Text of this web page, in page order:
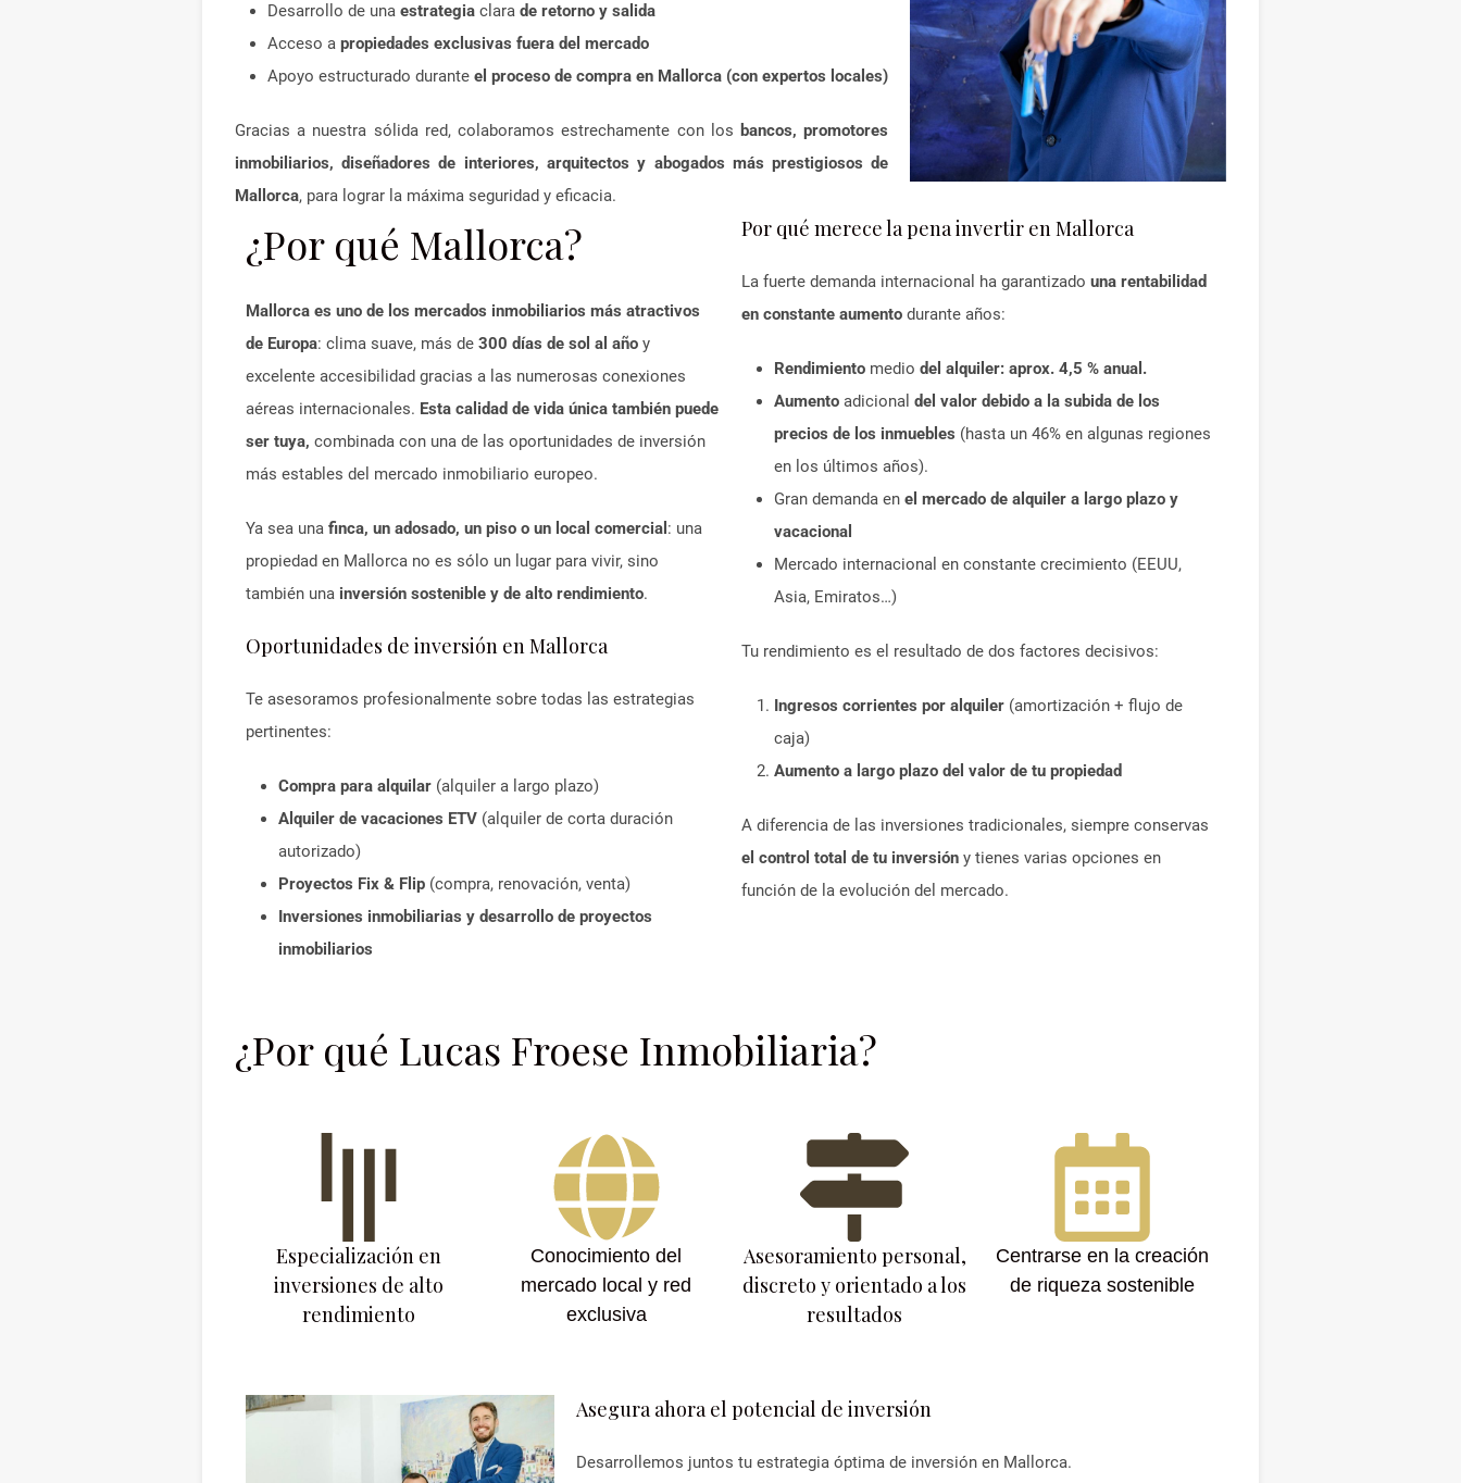
Desarrollo de una estrategiaclara de retorno y salida
Acceso a propiedades exclusivas fuera del mercado
Apoyo estructurado durante el proceso de compra en Mallorca (con expertos locales)
Gracias a nuestra sólida red, colaboramos estrechamente con los bancos, promotores
inmobiliarios, diseñadores de interiores, arquitectos y abogados más prestigiosos de
Mallorca, para lograr la máxima seguridad y eficacia.
¿Por qué Mallorca?
Mallorca es uno de los mercados inmobiliarios más atractivos
de Europa: clima suave, más de 300 días de sol al añoy
excelente accesibilidad gracias a las numerosas conexiones
aéreas internacionales. Esta calidad de vida única también puede
ser tuya, combinada con una de las oportunidades de inversión
más estables del mercado inmobiliario europeo.
Ya sea una finca, un adosado, un piso o un local comercial : una
propiedad en Mallorca no es sólo un lugar para vivir, sino
también una inversión sostenible y de alto rendimiento.
Oportunidades de inversión en Mallorca
Te asesoramos profesionalmente sobre todas las estrategias
pertinentes:
Compra para alquilar(alquiler a largo plazo)
Alquiler de vacaciones ETV(alquiler de corta duración
autorizado)
Proyectos Fix & Flip(compra, renovación, venta)
Inversiones inmobiliarias y desarrollo de proyectos
inmobiliarios
Por qué merece la pena invertir en Mallorca
La fuerte demanda internacional ha garantizado una rentabilidad
en constante aumentodurante años:
Rendimientomedio del alquiler: aprox. 4,5 % anual.
Aumento adicional del valor debido a la subida de los
precios de los inmuebles (hasta un 46% en algunas regiones
en los últimos años).
Gran demanda en el mercado de alquiler a largo plazo y
vacacional
Mercado internacional en constante crecimiento (EEUU,
Asia, Emiratos…)
Tu rendimiento es el resultado de dos factores decisivos:
Ingresos corrientes por alquiler (amortización + flujo de
caja)
Aumento a largo plazo del valor de tu propiedad
A diferencia de las inversiones tradicionales, siempre conservas
el control total de tu inversión y tienes varias opciones en
función de la evolución del mercado.
¿Por qué Lucas Froese Inmobiliaria?
Especialización en
inversiones de alto
rendimiento
Conocimiento del
mercado local y red
exclusiva
Asesoramiento personal,
discreto y orientado a los
resultados
Centrarse en la creación
de riqueza sostenible
Asegura ahora el potencial de inversión
Desarrollemos juntos tu estrategia óptima de inversión en Mallorca.